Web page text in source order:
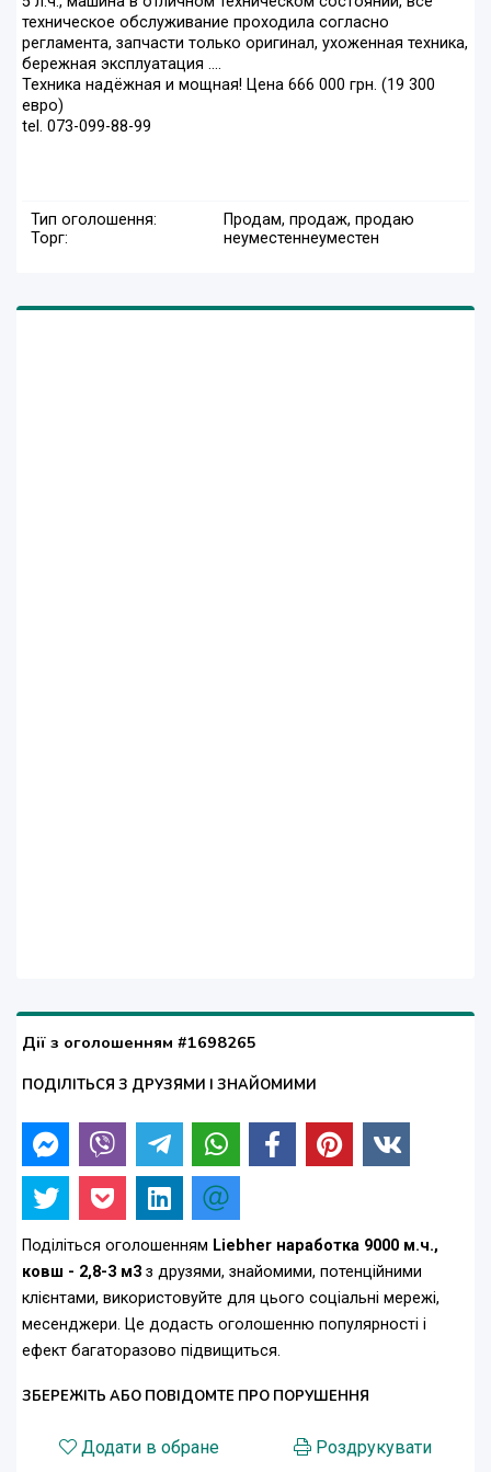
техническое обслуживание проходила согласно
регламента, запчасти только оригинал, ухоженная техника,
бережная эксплуатация ....
Техника надёжная и мощная! Цена 666 000 грн. (19 300
евро)
tel. 073-099-88-99
Тип оголошення:
Продам, продаж, продаю
Торг:
неуместеннеуместен
Дії з оголошенням #1698265
ПОДІЛІТЬСЯ З ДРУЗЯМИ І ЗНАЙОМИМИ
Поділіться оголошенням Liebher наработка 9000 м.ч.,
ковш - 2,8-3 м3 з друзями, знайомими, потенційними
клієнтами, використовуйте для цього соціальні мережі,
месенджери. Це додасть оголошенню популярності і
ефект багаторазово підвищиться.
ЗБЕРЕЖІТЬ АБО ПОВІДОМТЕ ПРО ПОРУШЕННЯ
Додати в обране
Роздрукувати